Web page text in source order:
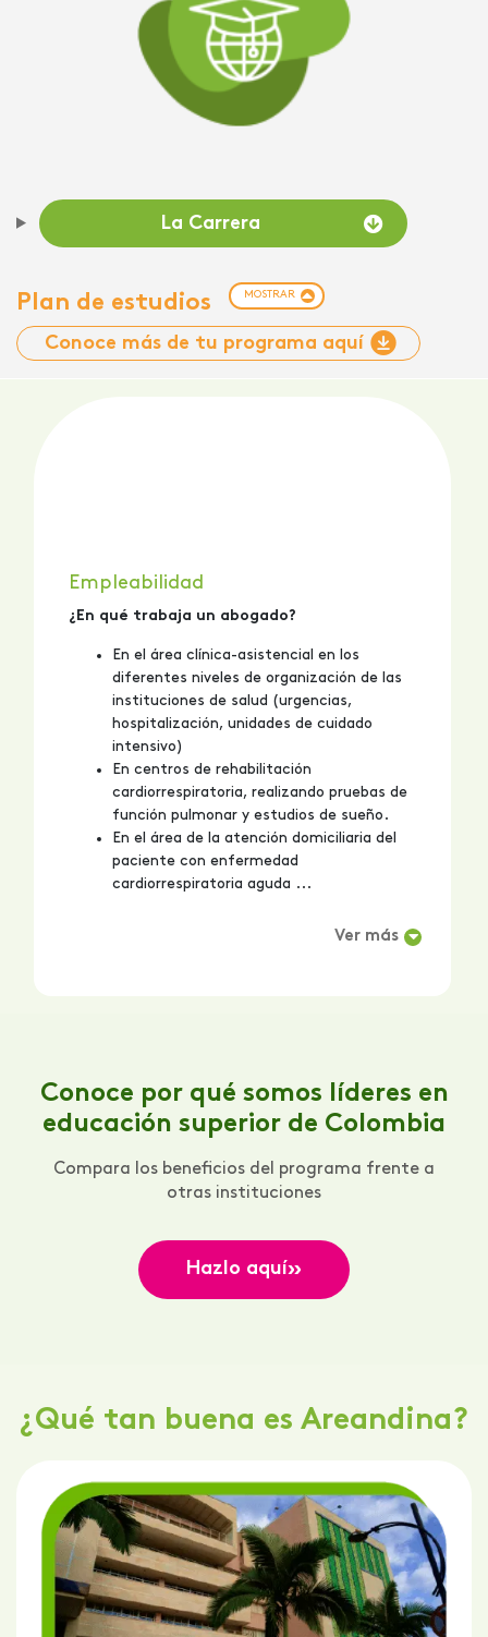
La Carrera
Plan de estudios MOSTRAR
Conoce más de tu programa aquí
Empleabilidad
¿En qué trabaja un abogado?
En el área clínica-asistencial en los
diferentes niveles de organización de las
instituciones de salud (urgencias,
hospitalización, unidades de cuidado
intensivo)
En centros de rehabilitación
cardiorrespiratoria, realizando pruebas de
función pulmonar y estudios de sueño.
En el área de la atención domiciliaria del
paciente con enfermedad
cardiorrespiratoria aguda ...
Ver más
Conoce por qué somos líderes en
educación superior de Colombia
Compara los beneficios del programa frente a
otras instituciones
Hazlo aquí»
¿Qué tan buena es Areandina?